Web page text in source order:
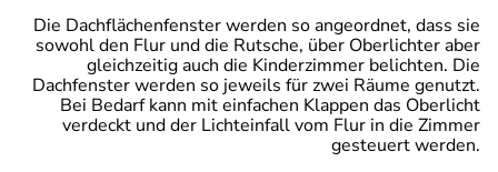
Die Dachflächenfenster werden so angeordnet, dass sie
sowohl den Flur und die Rutsche, über Oberlichter aber
gleichzeitig auch die Kinderzimmer belichten. Die
Dachfenster werden so jeweils für zwei Räume genutzt.
Bei Bedarf kann mit einfachen Klappen das Oberlicht
verdeckt und der Lichteinfall vom Flur in die Zimmer
gesteuert werden.